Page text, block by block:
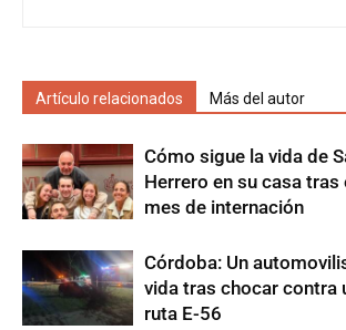
Artículo relacionados Más del autor
Cómo sigue la vida de
Herrero en su casa tras
mes de internación
Córdoba: Un
vida tras chocar contra
ruta E-56